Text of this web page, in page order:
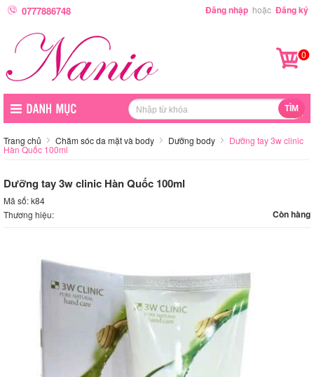
0777886748 Đăng nhập hoặc Đăng ký
0
Trang chủ Chăm sóc da mặt và body Dưỡng body Dưỡng tay 3w clinic
Hàn Quốc 100ml
Dưỡng tay 3w clinic Hàn Quốc 100ml
Mã số: k84
Thương hiệu:
Còn hàng